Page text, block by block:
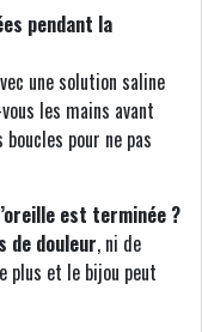
pendant la
une solution saline
les mains avant
pour ne pas
est terminée ?
de douleur, ni de
plus et le bijou peut